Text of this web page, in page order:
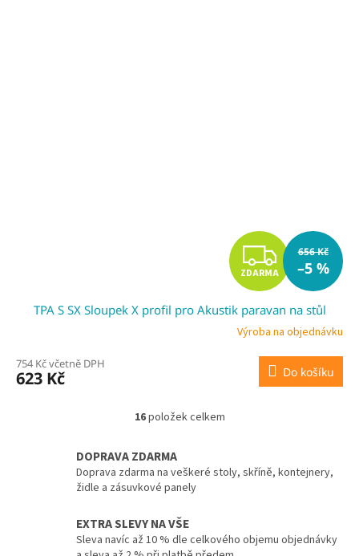
Z
D
A
R
M
ZDARMA
656 Kč
–5 %
TPA S SX Sloupek X profil pro Akustik paravan na stůl
Výroba na objednávku
754 Kč včetně DPH
623 Kč Do košíku
O
á
d
c
í
p
16položek celkem
DOPRAVA ZDARMA
Doprava zdarma na veškeré stoly, skříně, kontejnery,
židle a zásuvkové panely
EXTRA SLEVY NA VŠE
Sleva navíc až 10 % dle celkového objemu objednávky